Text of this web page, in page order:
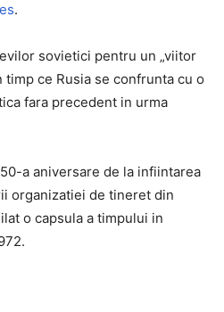
.
sovietici pentru un „viitor
timp ce Rusia se confrunta cu o
fara precedent in urma
a aniversare de la infiintarea
organizatiei de tineret din
o capsula a timpului in